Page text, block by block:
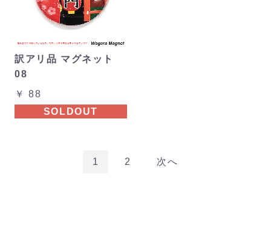
訳アリ品 マグネット
08
￥ 88
SOLDOUT
1 2 次へ